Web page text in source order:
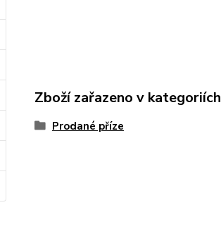
Zboží zařazeno v kategoriích
Prodané příze